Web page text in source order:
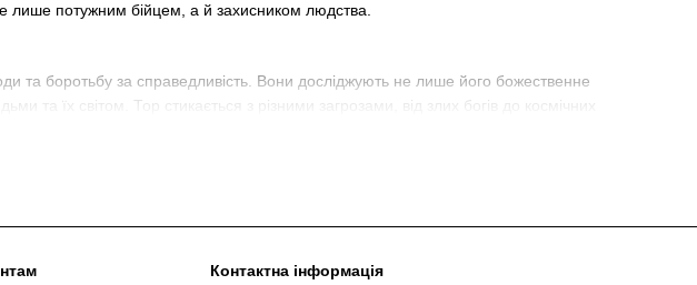
лише потужним бійцем, а й захисником людства.
та боротьбу за справедливість. Вони досліджують не лише його божественне
та їх світом. Тор стикається з різними загрозами, від злих богів до космічних
Контактна інформація